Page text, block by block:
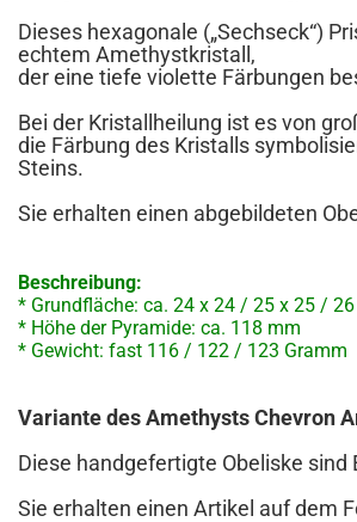
Dieses hexagonale („Sechseck“)
echtem Amethystkristall,
der eine tiefe violette Färbungen
Bei der Kristallheilung ist es von
die Färbung des Kristalls
Steins.
Sie erhalten einen abgebildeten
Beschreibung:
* Grundfläche: ca. 24 x 24 / 25 x 25 /
* Höhe der Pyramide: ca. 118 mm
* Gewicht: fast 116 / 122 / 123 Gramm
Variante des Amethysts Chevron
Diese handgefertigte Obeliske sind
Sie erhalten einen Artikel auf dem